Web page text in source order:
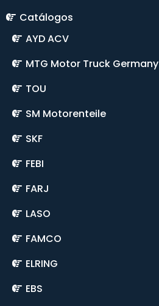
Catálogos
AYD ACV
MTG Motor Truck Germany
TOU
SM Motorenteile
SKF
FEBI
FARJ
LASO
FAMCO
ELRING
EBS